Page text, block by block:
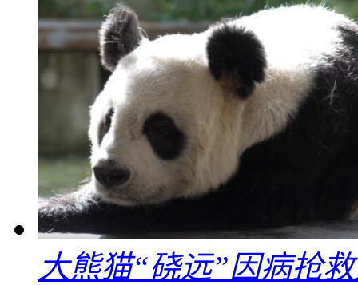
大熊猫“硗远”因病抢